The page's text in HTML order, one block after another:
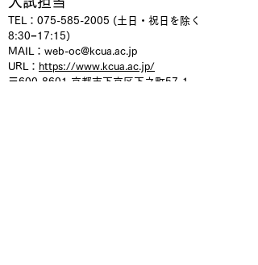
TEL：075-585-2005 (土日・祝日を除く
8:30−17:15)
MAIL： web-oc@kcua.ac.jp
URL： https://www.kcua.ac.jp/
〒600-8601
京都市下京区下之町57-1